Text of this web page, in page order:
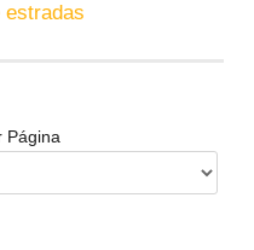
Página